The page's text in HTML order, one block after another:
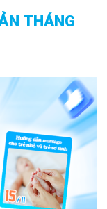
THÁNG